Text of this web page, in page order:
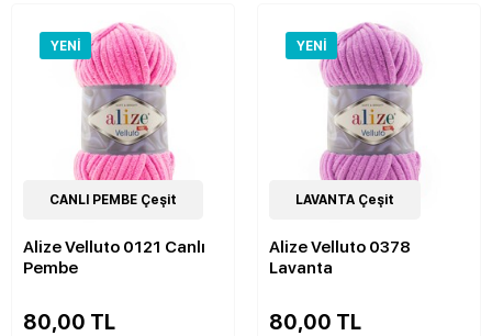
YENI
52Çeşit
CANLI PEMBE Çeşit
Alize Velluto 0121 Canlı
Pembe
80,00 TL
YENI
52Çeşit
LAVANTA Çeşit
Alize Velluto 0378
Lavanta
80,00 TL